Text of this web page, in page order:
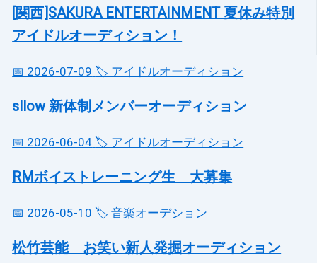
[関西]SAKURA ENTERTAINMENT 夏休み特別
アイドルオーディション！
📅 2026-07-09 🏷️ アイドルオーディション
sllow 新体制メンバーオーディション
📅 2026-06-04 🏷️ アイドルオーディション
RMボイストレーニング生 大募集
📅 2026-05-10 🏷️ 音楽オーデション
松竹芸能 お笑い新人発掘オーディション